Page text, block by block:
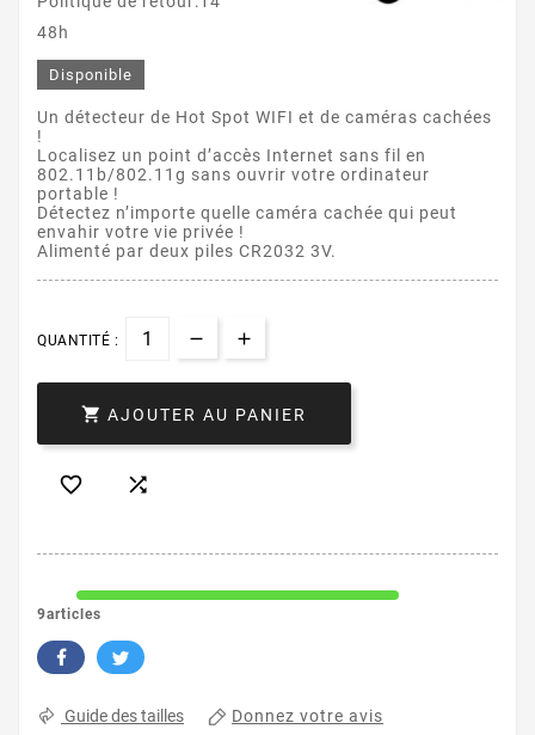
48h
Disponible
Un détecteur de Hot Spot WIFI et de caméras cachées
!
Localisez un point d’accès Internet sans fil en
802.11b/802.11g sans ouvrir votre ordinateur
portable !
Détectez n’importe quelle caméra cachée qui peut
envahir votre vie privée !
Alimenté par deux piles CR2032 3V.
QUANTITÉ :
 AJOUTER AU PANIER
 
9articles
Guide des tailles Donnez votre avis